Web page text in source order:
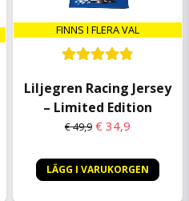
FINNS I FLERA VAL
Liljegren Racing Jersey
– Limited Edition
€ 49,9 € 34,9
LÄGG I VARUKORGEN